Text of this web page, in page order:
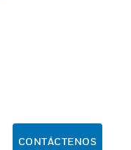
CONTÁCTENOS